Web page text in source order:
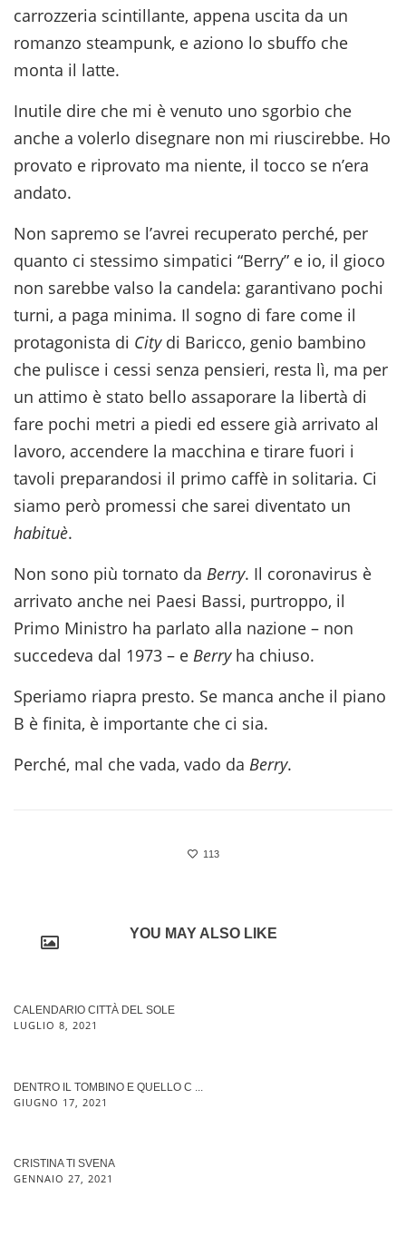
carrozzeria scintillante, appena uscita da un
romanzo steampunk, e aziono lo sbuffo che
monta il latte.
Inutile dire che mi è venuto uno sgorbio che
anche a volerlo disegnare non mi riuscirebbe. Ho
provato e riprovato ma niente, il tocco se n’era
andato.
Non sapremo se l’avrei recuperato perché, per
quanto ci stessimo simpatici “Berry” e io, il gioco
non sarebbe valso la candela: garantivano pochi
turni, a paga minima. Il sogno di fare come il
protagonista di Citydi Baricco, genio bambino
che pulisce i cessi senza pensieri, resta lì, ma per
un attimo è stato bello assaporare la libertà di
fare pochi metri a piedi ed essere già arrivato al
lavoro, accendere la macchina e tirare fuori i
tavoli preparandosi il primo caffè in solitaria. Ci
siamo però promessi che sarei diventato un
habituè.
Non sono più tornato da Berry. Il coronavirus è
arrivato anche nei Paesi Bassi, purtroppo, il
Primo Ministro ha parlato alla nazione – non
succedeva dal 1973 – e Berryha chiuso.
Speriamo riapra presto. Se manca anche il piano
B è finita, è importante che ci sia.
Perché, mal che vada, vado da Berry.
113
YOU MAY ALSO LIKE
CALENDARIO CITTÀ DEL SOLE
LUGLIO 8, 2021
DENTRO IL TOMBINO E QUELLO C ...
GIUGNO 17, 2021
CRISTINA TI SVENA
GENNAIO 27, 2021